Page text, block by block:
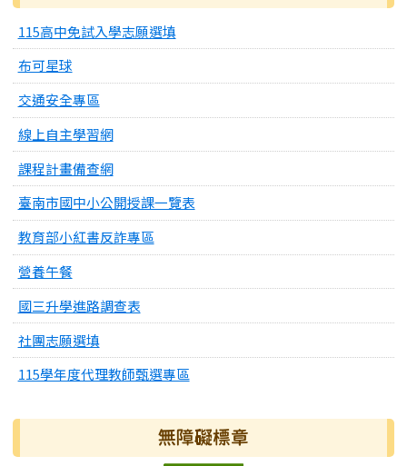
115高中免試入學志願選填
布可星球
交通安全專區
線上自主學習網
課程計畫備查網
臺南市國中小公開授課一覽表
教育部小紅書反詐專區
營養午餐
國三升學進路調查表
社團志願選填
115學年度代理教師甄選專區
無障礙標章